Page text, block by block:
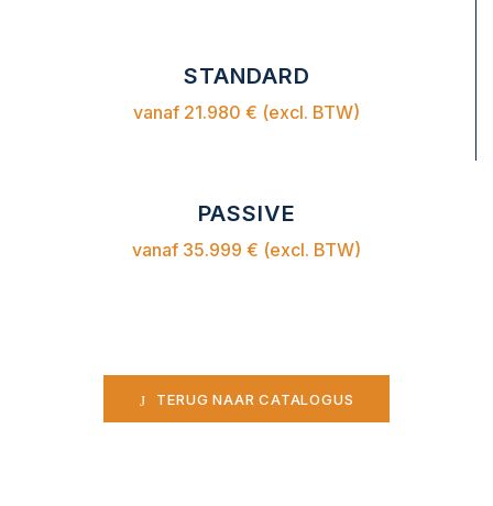
STANDARD
vanaf 21.980 € (excl. BTW)
PASSIVE
vanaf 35.999 € (excl. BTW)
TERUG NAAR CATALOGUS